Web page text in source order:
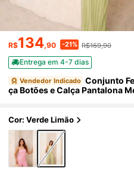
R$134,90 -21% R$169,90
Entrega em 4-7 dias
Vendedor Indicado Conjunto
ça Botões e Calça Pantalona
Cor: Verde Limão